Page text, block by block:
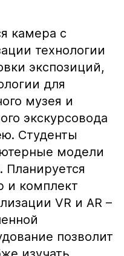
камера с
технологии
экспозиций,
для
музея и
экскурсовода
Студенты
модели
Планируется
и комплект
VR и AR –
позволит